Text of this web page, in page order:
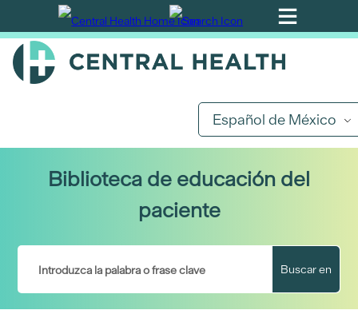
Ir
al
contenido
Español de México
Biblioteca de educación del
paciente
Buscar en